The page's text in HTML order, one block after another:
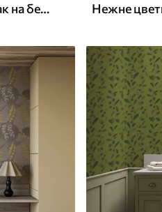
Светло ружичасти узорак на беж позадини